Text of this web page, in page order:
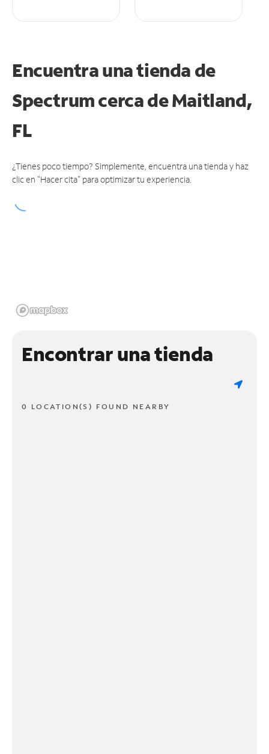
Encuentra una tienda de
Spectrumcerca de Maitland,
FL
¿Tienes poco tiempo? Simplemente, encuentra una tienda y haz
clic en "Hacer cita" para optimizar tu experiencia.
Encontrar una tienda
0 LOCATION(S) FOUND NEARBY